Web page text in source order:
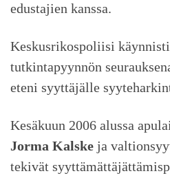
edustajien kanssa.
Keskusrikospoliisi
tutkintapyynnön
eteni syyttäjälle
Kesäkuun 2006 alussa
Jorma Kalske ja
tekivät